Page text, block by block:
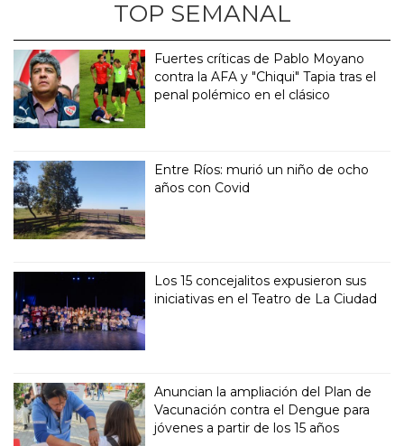
TOP SEMANAL
Fuertes críticas de Pablo Moyano
contra la AFA y "Chiqui" Tapia tras el
penal polémico en el clásico
Entre Ríos: murió un niño de ocho
años con Covid
Los 15 concejalitos expusieron sus
iniciativas en el Teatro de La Ciudad
Anuncian la ampliación del Plan de
Vacunación contra el Dengue para
jóvenes a partir de los 15 años